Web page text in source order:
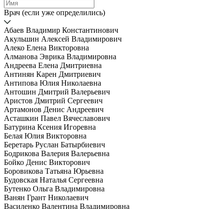
Врач (если уже определились)
Абаев Владимир Константинович
Акульшин Алексей Владимирович
Алеко Елена Викторовна
Алманова Эврика Владимировна
Андреева Елена Дмитриевна
Антинян Карен Дмитриевич
Антипова Юлия Николаевна
Антошин Дмитрий Валерьевич
Аристов Дмитрий Сергеевич
Артамонов Денис Андреевич
Асташкин Павел Вячеславович
Батурина Ксения Игоревна
Белая Юлия Викторовна
Беретарь Руслан Батырбиевич
Бодрикова Валерия Валерьевна
Бойко Денис Викторович
Боровикова Татьяна Юрьевна
Будовская Наталья Сергеевна
Бутенко Ольга Владимировна
Ванян Грант Николаевич
Василенко Валентина Владимировна